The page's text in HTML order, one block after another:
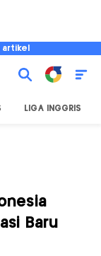
LIGA INGGRIS
Baru